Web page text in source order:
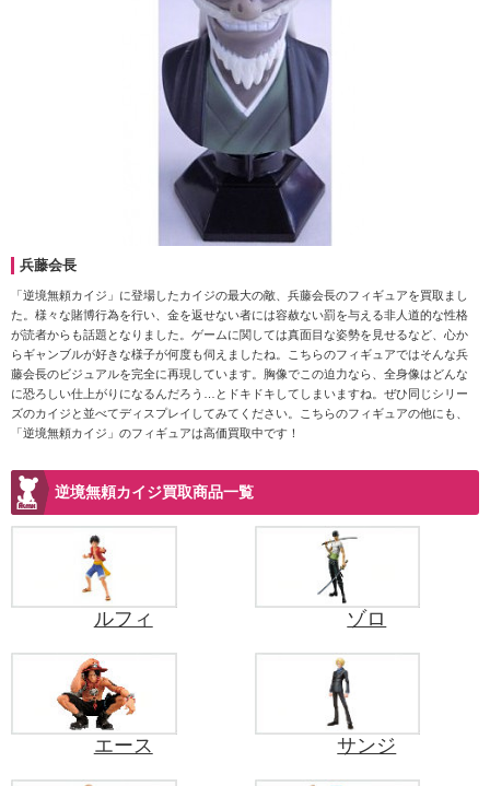
兵藤会長
「逆境無頼カイジ」に登場したカイジの最大の敵、兵藤会長のフィギュアを買取まし
た。様々な賭博行為を行い、金を返せない者には容赦ない罰を与える非人道的な性格
が読者からも話題となりました。ゲームに関しては真面目な姿勢を見せるなど、心か
らギャンブルが好きな様子が何度も伺えましたね。こちらのフィギュアではそんな兵
藤会長のビジュアルを完全に再現しています。胸像でこの迫力なら、全身像はどんな
に恐ろしい仕上がりになるんだろう…とドキドキしてしまいますね。ぜひ同じシリー
ズのカイジと並べてディスプレイしてみてください。こちらのフィギュアの他にも、
「逆境無頼カイジ」のフィギュアは高価買取中です！
逆境無頼カイジ買取商品一覧
ルフィ ゾロ
エース サンジ